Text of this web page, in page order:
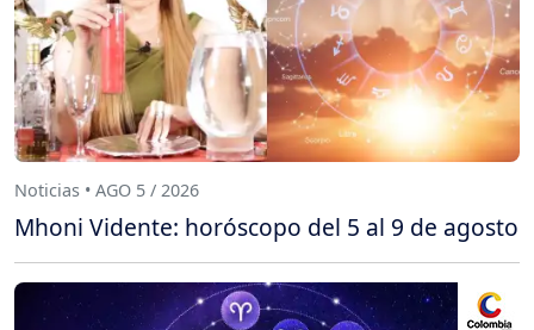
Noticias • AGO 5 / 2026
Mhoni Vidente: horóscopo del 5 al 9 de agosto